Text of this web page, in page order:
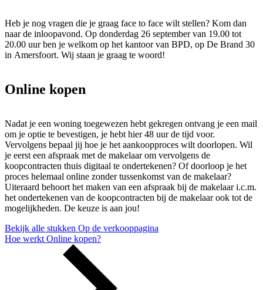
Heb je nog vragen die je graag face to face wilt stellen? Kom dan
naar de inloopavond. Op donderdag 26 september van 19.00 tot
20.00 uur ben je welkom op het kantoor van BPD, op De Brand 30
in Amersfoort. Wij staan je graag te woord!
Online kopen
Nadat je een woning toegewezen hebt gekregen ontvang je een mail
om je optie te bevestigen, je hebt hier 48 uur de tijd voor.
Vervolgens bepaal jij hoe je het aankoopproces wilt doorlopen. Wil
je eerst een afspraak met de makelaar om vervolgens de
koopcontracten thuis digitaal te ondertekenen? Of doorloop je het
proces helemaal online zonder tussenkomst van de makelaar?
Uiteraard behoort het maken van een afspraak bij de makelaar i.c.m.
het ondertekenen van de koopcontracten bij de makelaar ook tot de
mogelijkheden. De keuze is aan jou!
Bekijk alle stukken Op de verkooppagina
Hoe werkt Online kopen?